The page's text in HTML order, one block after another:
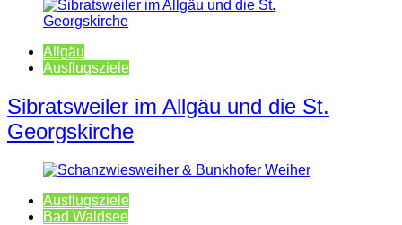
Allgäu
Ausflugsziele
Sibratsweiler im Allgäu und die St.
Georgskirche
Ausflugsziele
Bad Waldsee